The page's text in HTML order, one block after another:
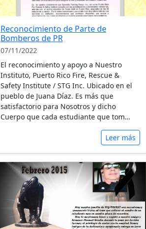
Reconocimiento de Parte de
Bomberos de PR
07/11/2022
El reconocimiento y apoyo a Nuestro
Instituto, Puerto Rico Fire, Rescue &
Safety Institute / STG Inc. Ubicado en el
pueblo de Juana Díaz. Es más que
satisfactorio para Nosotros y dicho
Cuerpo que cada estudiante que tom…
Leer más